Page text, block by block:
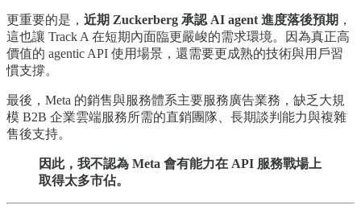
更重要的是， 近期 Zuckerberg 承認 AI agent 進度落後預期 ，
這也讓 Track A 在短期內面臨更嚴峻的需求環境。因為真正高
價值的 agentic API 使用場景，還需要更成熟的技術與用戶習
慣支撐。
最後，Meta 的銷售與服務體系主要服務廣告業務，缺乏大規
模 B2B 企業雲端服務所需的直銷團隊、長期談判能力與複雜
售後支持。
因此，我不認為 Meta 會有能力在 API 服務戰場上
取得太多市佔。